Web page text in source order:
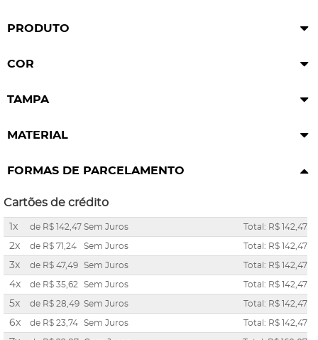
PRODUTO
COR
TAMPA
MATERIAL
FORMAS DE PARCELAMENTO
Cartões de crédito
1x de R$ 142,47 Sem Juros Total: R$ 142,47
2x de R$ 71,24 Sem Juros Total: R$ 142,47
3x de R$ 47,49 Sem Juros Total: R$ 142,47
4x de R$ 35,62 Sem Juros Total: R$ 142,47
5x de R$ 28,49 Sem Juros Total: R$ 142,47
6x de R$ 23,74 Sem Juros Total: R$ 142,47